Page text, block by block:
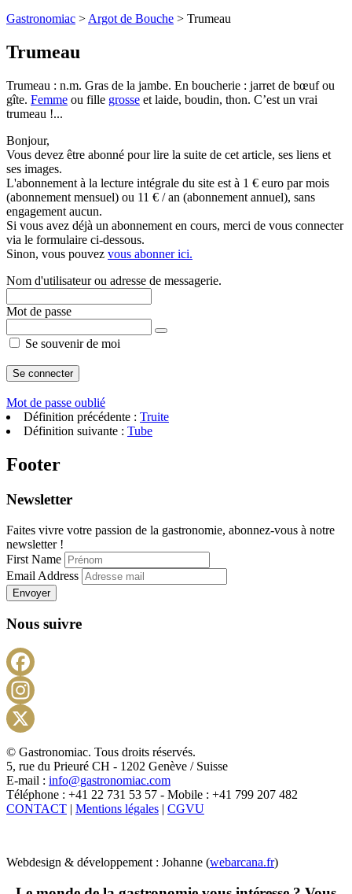
Gastronomiac > Argot de Bouche > Trumeau
Trumeau
Trumeau : n.m. Gras de la jambe. En boucherie : jarret de bœuf ou
gîte. Femme ou fille grosse et laide, boudin, thon. C’est un vrai
trumeau !...
Bonjour,
Vous devez être abonné pour lire la suite de cet article, ses liens et
ses images.
L'abonnement à la lecture intégrale du site est à 1 € euro par mois
(abonnement mensuel) ou 11 € / an (abonnement annuel), sans
engagement aucun.
Si vous avez déjà un abonnement en cours, merci de vous connecter
via le formulaire ci-dessous.
Sinon, vous pouvez vous abonner ici.
Nom d'utilisateur ou adresse de messagerie.
Mot de passe
Se souvenir de moi
Mot de passe oublié
Définition précédente : Truite
Définition suivante : Tube
Footer
Newsletter
Faites vivre votre passion de la gastronomie, abonnez-vous à notre
newsletter !
First Name
Email Address
Envoyer
Nous suivre
X
© Gastronomiac. Tous droits réservés.
5, rue du Prieuré CH - 1202 Genève / Suisse
E-mail : info@gastronomiac.com
Téléphone : +41 22 731 53 57 - Mobile : +41 799 207 482
CONTACT | Mentions légales | CGVU
Webdesign & développement : Johanne (webarcana.fr)